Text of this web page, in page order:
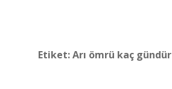
Etiket:Arı ömrü kaç gündür